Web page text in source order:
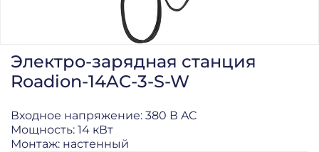
Электро-зарядная станция
Roadion-14AC-3-S-W
Входное напряжение: 380 В AC
Мощность: 14 кВт
Монтаж: настенный